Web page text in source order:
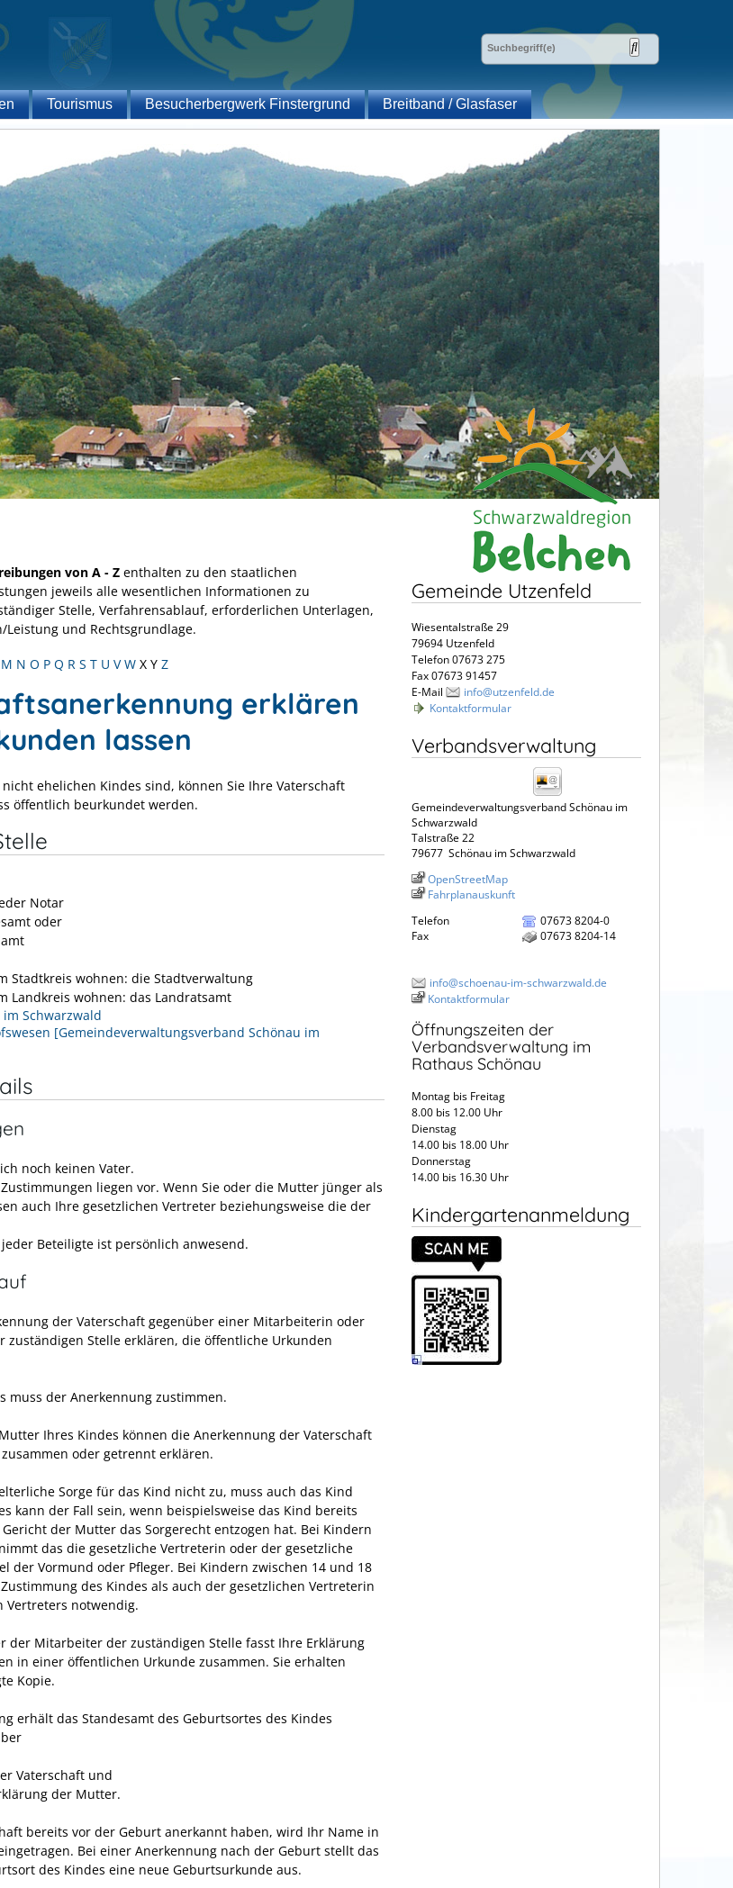
Tourismus Besucherbergwerk Finstergrund
Breitband / Glasfaser
von A - Z enthalten zu den staatlichen
jeweils alle wesentlichen Informationen zu
Stelle, Verfahrensablauf, erforderlichen Unterlagen,
Leistung und Rechtsgrundlage.
M N O P Q R S T U V W X Y Z
erklären
lassen
nicht ehelichen Kindes sind, können Sie Ihre Vaterschaft
öffentlich beurkundet werden.
Notar
oder
Stadtkreis wohnen: die Stadtverwaltung
Landkreis wohnen: das Landratsamt
Schwarzwald
[Gemeindeverwaltungsverband Schönau im
noch keinen Vater.
liegen vor. Wenn Sie oder die Mutter jünger als
auch Ihre gesetzlichen Vertreter beziehungsweise die der
Beteiligte ist persönlich anwesend.
der Vaterschaft gegenüber einer Mitarbeiterin oder
zuständigen Stelle erklären, die öffentliche Urkunden
muss der Anerkennung zustimmen.
Ihres Kindes können die Anerkennung der Vaterschaft
oder getrennt erklären.
Sorge für das Kind nicht zu, muss auch das Kind
kann der Fall sein, wenn beispielsweise das Kind bereits
der Mutter das Sorgerecht entzogen hat. Bei Kindern
das die gesetzliche Vertreterin oder der gesetzliche
der Vormund oder Pfleger. Bei Kindern zwischen 14 und 18
des Kindes als auch der gesetzlichen Vertreterin
Vertreters notwendig.
der Mitarbeiter der zuständigen Stelle fasst Ihre Erklärung
in einer öffentlichen Urkunde zusammen. Sie erhalten
Kopie.
erhält das Standesamt des Geburtsortes des Kindes
Vaterschaft und
der Mutter.
bereits vor der Geburt anerkannt haben, wird Ihr Name in
Bei einer Anerkennung nach der Geburt stellt das
des Kindes eine neue Geburtsurkunde aus.
Gemeinde Utzenfeld
Wiesentalstraße 29
79694 Utzenfeld
Telefon 07673 275
Fax 07673 91457
E-Mail
info@utzenfeld.de
Kontaktformular
Verbandsverwaltung
Gemeindeverwaltungsverband Schönau im
Schwarzwald
Talstraße 22
79677 Schönau im Schwarzwald
OpenStreetMap
Fahrplanauskunft
Telefon
07673 8204-0
Fax
07673 8204-14
info@schoenau-im-schwarzwald.de
Kontaktformular
Öffnungszeiten der
Verbandsverwaltung im
Rathaus Schönau
Montag bis Freitag
8.00 bis 12.00 Uhr
Dienstag
14.00 bis 18.00 Uhr
Donnerstag
14.00 bis 16.30 Uhr
Kindergartenanmeldung